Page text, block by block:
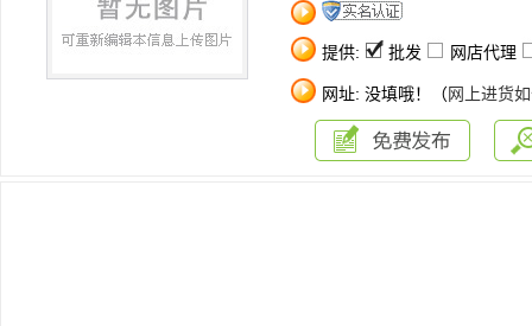
提供: 批发 网店代理
网址: 没填哦！（网上进货